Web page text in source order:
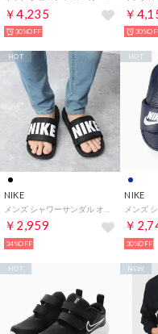
￥4,235
30%OFF
￥
NIKE
￥2,959
HOT
34%OFF
NIKE
￥
HOT
30%OFF
HOT NEW